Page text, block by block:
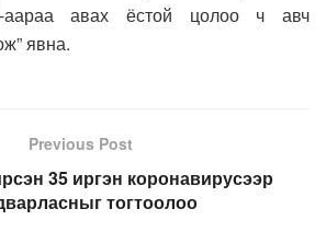
аараа авах ёстой цолоо ч авч
явна.
Previous Post
35 иргэн коронавирусээр
тогтоолоо